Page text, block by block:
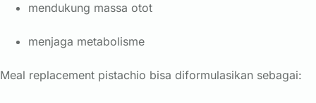
mendukung massa otot
menjaga metabolisme
Meal replacement pistachio bisa diformulasikan sebagai: